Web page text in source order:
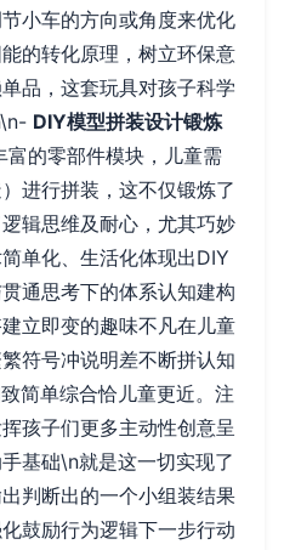
小车的方向或角度来优化
的转化原理，树立环保意
品，这套玩具对孩子科学
DIY模型拼装设计锻炼
富的零部件模块，儿童需
进行拼装，这不仅锻炼了
辑思维及耐心，尤其巧妙
单化、生活化体现出DIY
通思考下的体系认知建构
立即变的趣味不凡在儿童
符号冲说明差不断拼认知
简单综合恰儿童更近。注
孩子们更多主动性创意呈
基础\n就是这一切实现了
判断出的一个小组装结果
鼓励行为逻辑下一步行动